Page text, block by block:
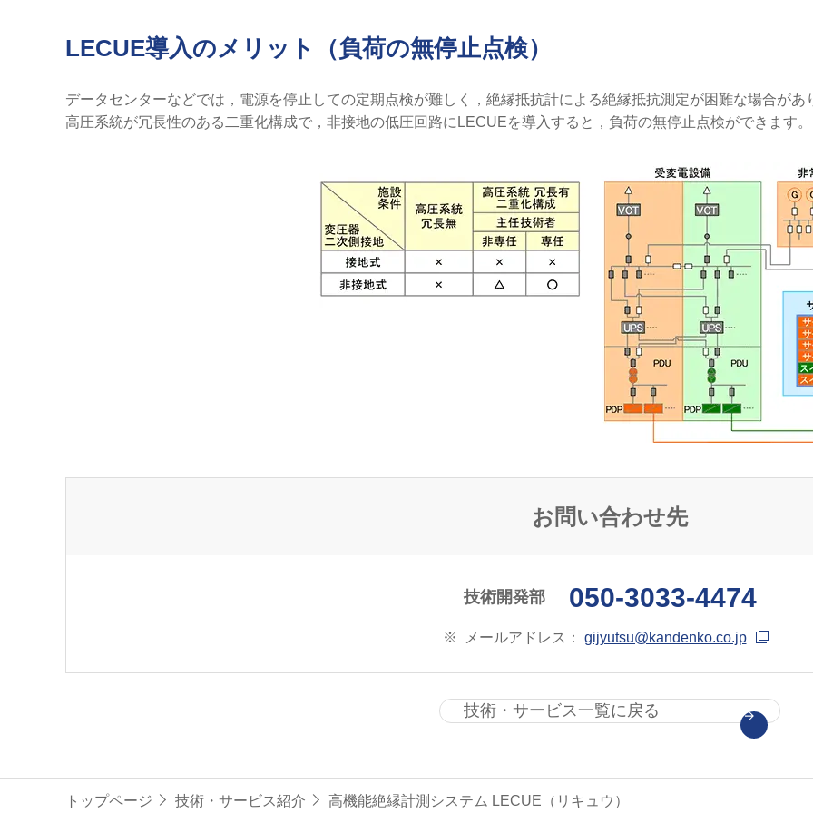
LECUE導入のメリット（負荷の無停止点検）
データセンターなどでは，電源を停止しての定期点検が難しく，絶縁抵抗計による絶縁抵抗測定が困難な場合があ
高圧系統が冗長性のある二重化構成で，非接地の低圧回路にLECUEを導入すると，負荷の無停止点検ができます。
お問い合わせ先
技術開発部 050-3033-4474
※ メールアドレス： gijyutsu@kandenko.co.jp
技術・サービス一覧に戻る
トップページ 技術・サービス紹介 高機能絶縁計測システム LECUE（リキュウ）